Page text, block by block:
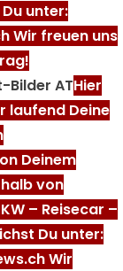
unter:
Wir freuen uns
Bilder ATHier
laufend Deine
Deinem
von
– Reisecar –
Du unter:
Wir